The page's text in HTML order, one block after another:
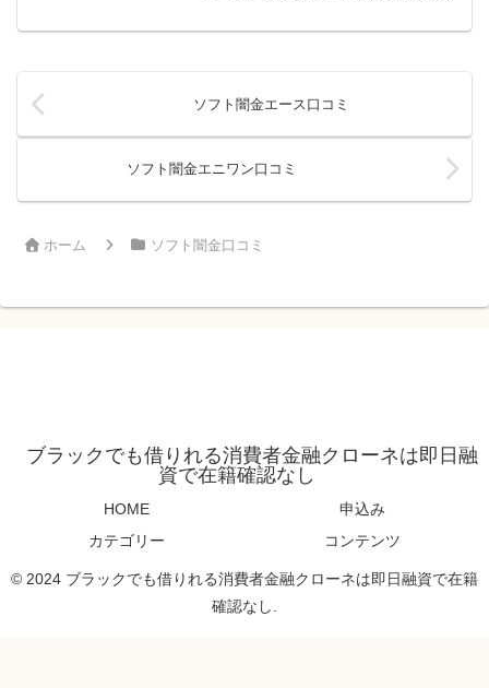
ソフト闇金エース口コミ
ソフト闇金エニワン口コミ
ホーム ソフト闇金口コミ
ブラックでも借りれる消費者金融クローネは即日融
資で在籍確認なし
HOME
申込み
カテゴリー
コンテンツ
© 2024 ブラックでも借りれる消費者金融クローネは即日融資で在籍
確認なし.